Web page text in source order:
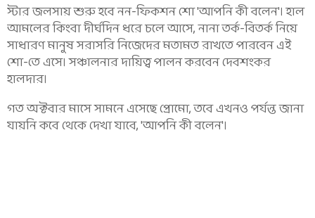
স্টার জলসায় শুরু হবে নন-ফিকশন শো 'আপনি কী বলেন'। হাল
আমলের কিংবা দীর্ঘদিন ধরে চলে আসে, নানা তর্ক-বিতর্ক নিয়ে
সাধারণ মানুষ সরাসরি নিজেদের মতামত রাখতে পারবেন এই
শো-তে এসে। সঞ্চালনার দায়িত্ব পালন করবেন দেবশংকর
হালদার।
গত অক্টবার মাসে সামনে এসেছে প্রোমো, তবে এখনও পর্যন্ত জানা
যায়নি কবে থেকে দেখা যাবে, 'আপনি কী বলেন'।